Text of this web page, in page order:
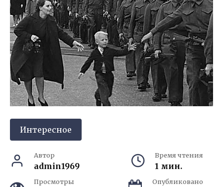
Интересное
Автор
admin1969
Время чтения
1 мин.
Просмотры Опубликовано